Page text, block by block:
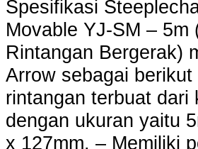
Spesifikasi
Movable YJ-SM – 5m
Rintangan Bergerak)
Arrow sebagai
rintangan terbuat dari
dengan ukuran yaitu
x 127mm. – Memiliki